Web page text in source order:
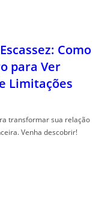
Como
para Ver
Limitações
transformar sua relação
Venha descobrir!